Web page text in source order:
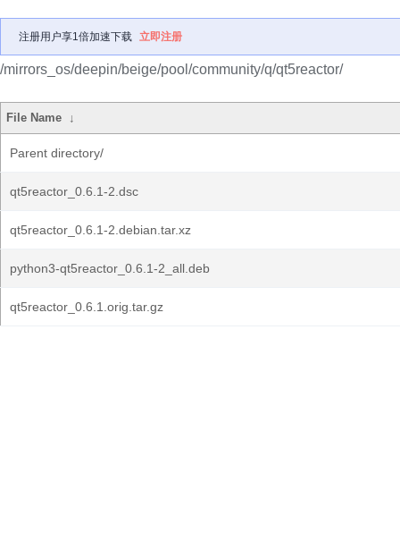
注册用户享1倍加速下载 立即注册
/mirrors_os/deepin/beige/pool/community/q/qt5reactor/
File Name ↓
Parent directory/
qt5reactor_0.6.1-2.dsc
qt5reactor_0.6.1-2.debian.tar.xz
python3-qt5reactor_0.6.1-2_all.deb
qt5reactor_0.6.1.orig.tar.gz